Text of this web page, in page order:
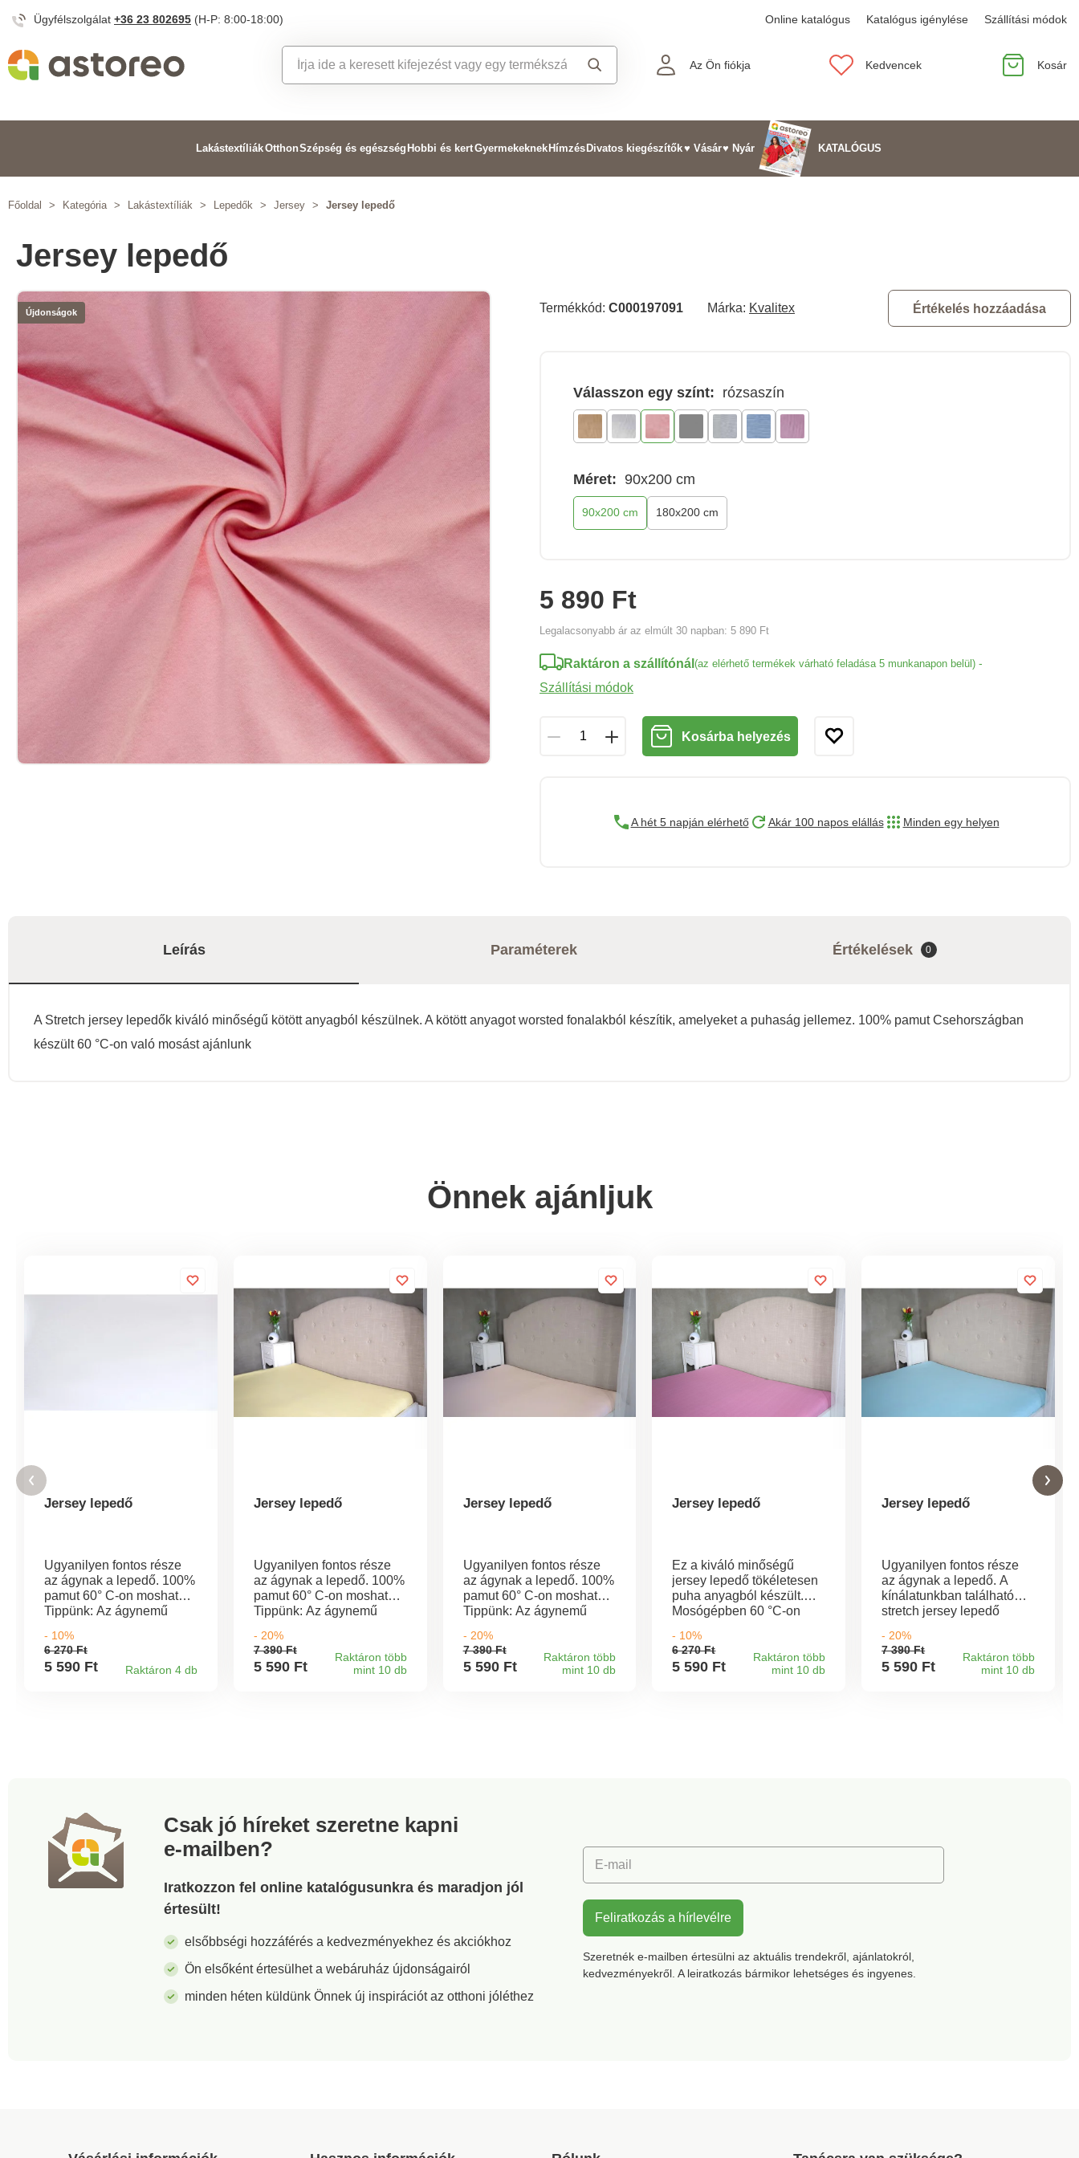
Ügyfélszolgálat +36 23 802695 (H-P: 8:00-18:00) Online katalógus Katalógus igénylése Szállítási módok
Az Ön fiókja Kedvencek Kosár
LakástextíliákOtthonSzépség és egészség Hobbi és kertGyermekeknek Hímzés Divatos kiegészítők♥ Vásár♥ Nyár KATALÓGUS
Főoldal > Kategória > Lakástextíliák > Lepedők > Jersey > Jersey lepedő
Jersey lepedő
Újdonságok Termékkód: C000197091 Márka: Kvalitex Értékelés hozzáadása
Válasszon egy színt: rózsaszín
Méret: 90x200 cm
90x200 cm 180x200 cm
5 890 Ft
Legalacsonyabb ár az elmúlt 30 napban: 5 890 Ft
Raktáron a szállítónál (az elérhető termékek várható feladása 5 munkanapon belül) -
Szállítási módok
Kosárba helyezés
A hét 5 napján elérhető Akár 100 napos elállás Minden egy helyen
Leírás Paraméterek Értékelések 0
A Stretch jersey lepedők kiváló minőségű kötött anyagból készülnek. A kötött anyagot worsted fonalakból készítik, amelyeket a puhaság jellemez. 100% pamut Csehországban
készült 60 °C-on való mosást ajánlunk
Önnek ajánljuk
Jersey lepedő
Ugyanilyen fontos része
az ágynak a lepedő. 100%
pamut 60° C-on mosható
Tippünk: Az ágynemű
a széles kínálatunkban
található ágyneműkkel.
- 10%
6 270 Ft
5 590 Ft Raktáron 4 db
Jersey lepedő
Ugyanilyen fontos része
az ágynak a lepedő. 100%
pamut 60° C-on mosható
Tippünk: Az ágynemű
a széles kínálatunkban
található ágyneműkkel.
- 20%
7 390 Ft
5 590 Ft
Raktáron több
mint 10 db
Jersey lepedő
Ugyanilyen fontos része
az ágynak a lepedő. 100%
pamut 60° C-on mosható
Tippünk: Az ágynemű
a széles kínálatunkban
található ágyneműkkel.
- 20%
7 390 Ft
5 590 Ft
Raktáron több
mint 10 db
Jersey lepedő
Ez a kiváló minőségű
jersey lepedő tökéletesen
puha anyagból készült.
Mosógépben 60 °C-on
- 10%
6 270 Ft
5 590 Ft
Raktáron több
mint 10 db
Jersey lepedő
Ugyanilyen fontos része
az ágynak a lepedő. A
kínálatunkban található
stretch jersey lepedő
kényelem és a kellemesen
puha anyag tekintetében.
100% pamut 60° C-on
- 20%
7 390 Ft
5 590 Ft
Raktáron több
mint 10 db
Csak jó híreket szeretne kapni
e-mailben?
Iratkozzon fel online katalógusunkra és maradjon jól
értesült!
elsőbbségi hozzáférés a kedvezményekhez és akciókhoz
Ön elsőként értesülhet a webáruház újdonságairól
minden héten küldünk Önnek új inspirációt az otthoni jóléthez
E-mail
Feliratkozás a hírlevélre
Szeretnék e-mailben értesülni az aktuális trendekről, ajánlatokról,
kedvezményekről. A leiratkozás bármikor lehetséges és ingyenes.